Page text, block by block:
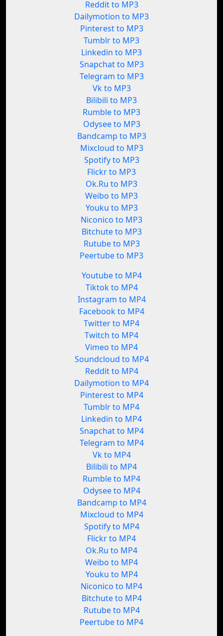
Reddit to MP3
Dailymotion to MP3
Pinterest to MP3
Tumblr to MP3
Linkedin to MP3
Snapchat to MP3
Telegram to MP3
Vk to MP3
Bilibili to MP3
Rumble to MP3
Odysee to MP3
Bandcamp to MP3
Mixcloud to MP3
Spotify to MP3
Flickr to MP3
Ok.Ru to MP3
Weibo to MP3
Youku to MP3
Niconico to MP3
Bitchute to MP3
Rutube to MP3
Peertube to MP3
Youtube to MP4
Tiktok to MP4
Instagram to MP4
Facebook to MP4
Twitter to MP4
Twitch to MP4
Vimeo to MP4
Soundcloud to MP4
Reddit to MP4
Dailymotion to MP4
Pinterest to MP4
Tumblr to MP4
Linkedin to MP4
Snapchat to MP4
Telegram to MP4
Vk to MP4
Bilibili to MP4
Rumble to MP4
Odysee to MP4
Bandcamp to MP4
Mixcloud to MP4
Spotify to MP4
Flickr to MP4
Ok.Ru to MP4
Weibo to MP4
Youku to MP4
Niconico to MP4
Bitchute to MP4
Rutube to MP4
Peertube to MP4